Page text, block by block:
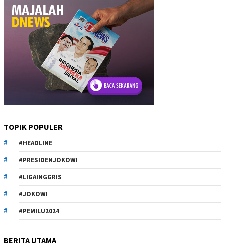
TOPIK POPULER
#HEADLINE
#PRESIDENJOKOWI
#LIGAINGGRIS
#JOKOWI
#PEMILU2024
BERITA UTAMA